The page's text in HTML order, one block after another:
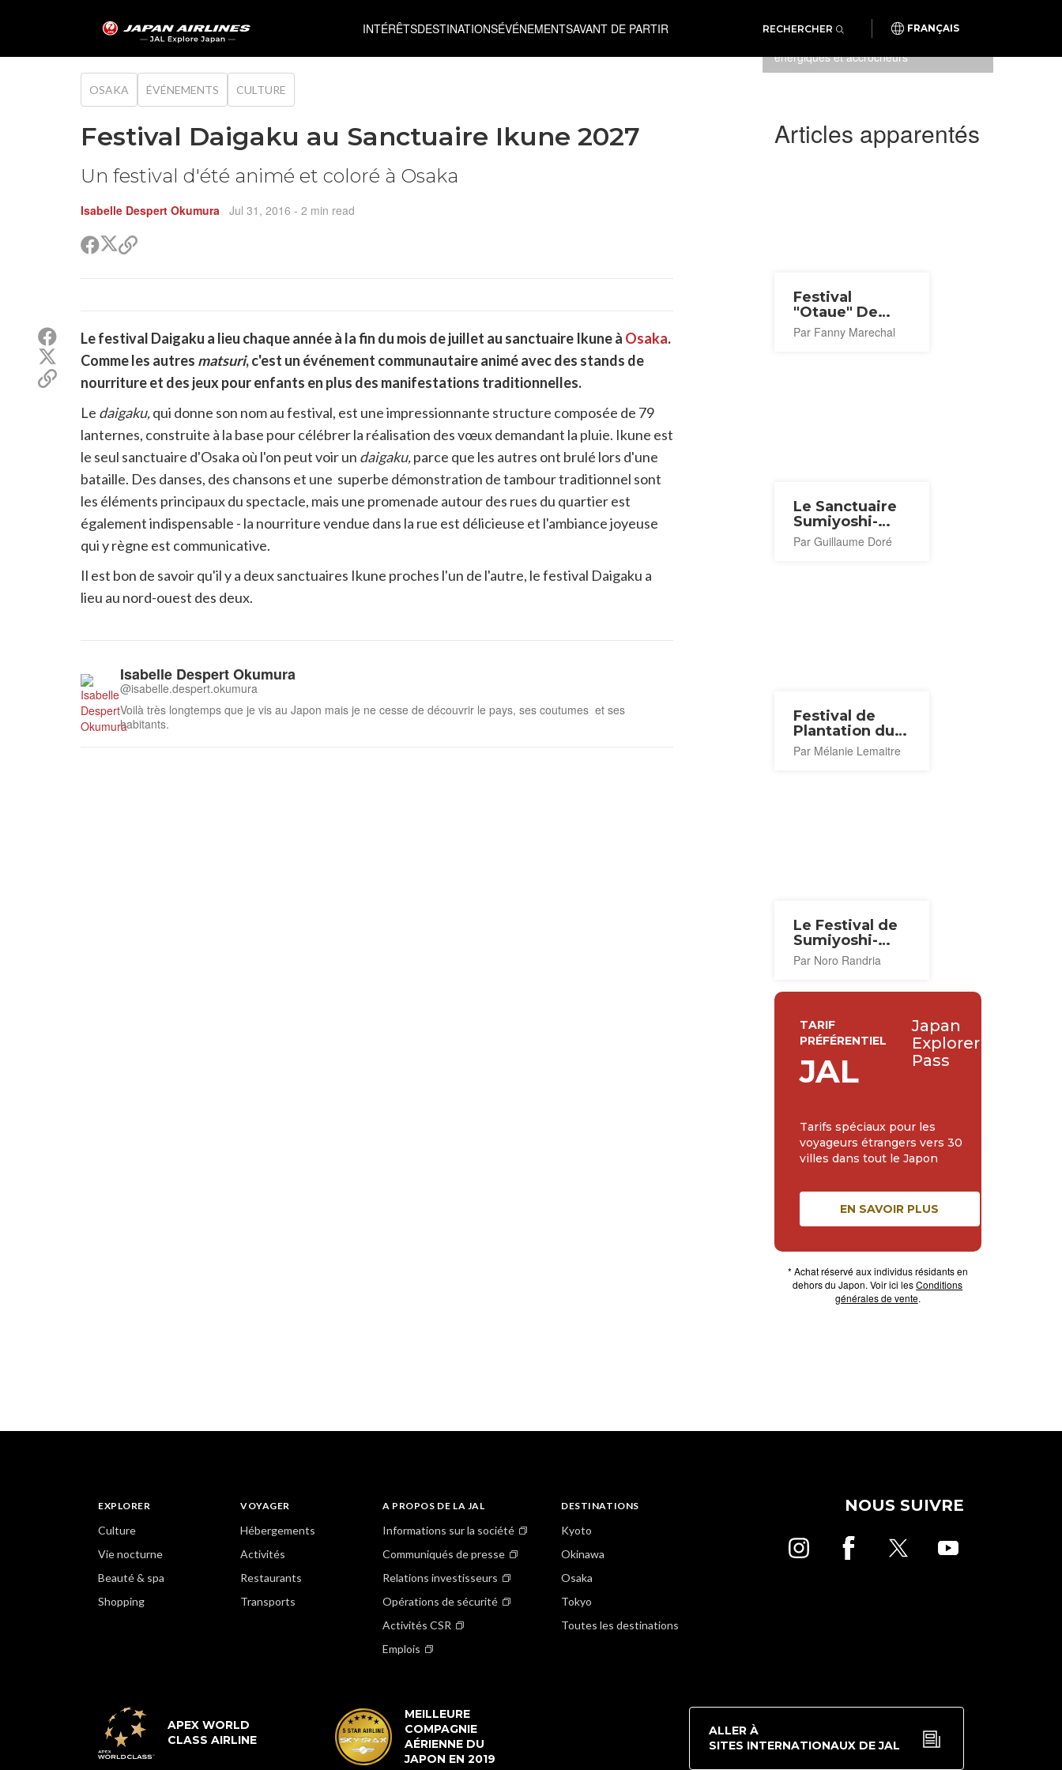
INTÉRÊTSDESTINATIONSÉVÉNEMENTSAVANT DE PARTIR RECHERCHER FRANÇAIS
Tambours traditionnels
énergiques et accrocheurs
OSAKA ÉVÉNEMENTS CULTURE
Festival Daigaku au Sanctuaire Ikune 2027
Un festival d'été animé et coloré à Osaka
Isabelle Despert Okumura Jul 31, 2016 - 2 min read
PartagerPartager
sur
Copier
Partager
Facebook
Partager
sur
Twitter
Copier
partager
Le festival Daigaku a lieu chaque année à la fin du mois de juillet au sanctuaire Ikune à Osaka.
Comme les autres matsuri, c'est un événement communautaire animé avec des stands de
nourriture et des jeux pour enfants en plus des manifestations traditionnelles.
Le daigaku,qui donne son nom au festival, est une impressionnante structure composée de 79
lanternes, construite à la base pour célébrer la réalisation des vœux demandant la pluie. Ikune est
le seul sanctuaire d'Osaka où l'on peut voir un daigaku,parce que les autres ont brulé lors d'une
bataille. Des danses, des chansons et une superbe démonstration de tambour traditionnel sont
les éléments principaux du spectacle, mais une promenade autour des rues du quartier est
également indispensable - la nourriture vendue dans la rue est délicieuse et l'ambiance joyeuse
qui y règne est communicative.
Il est bon de savoir qu'il y a deux sanctuaires Ikune proches l'un de l'autre, le festival Daigaku a
lieu au nord-ouest des deux.
Isabelle Despert Okumura
@isabelle.despert.okumura
Voilà très longtemps que je vis au Japon mais je ne cesse de découvrir le pays, ses coutumes et ses
habitants.
Articles apparentés
Festival
"Otaue" De
Plantation Du
Riz À Osaka
Par Fanny Marechal
Le Sanctuaire
Sumiyoshi-
taisha
Par Guillaume Doré
Festival de
Plantation du
Riz 2027
Par Mélanie Lemaitre
Le Festival de
Sumiyoshi-
Taisha
Par Noro Randria
TARIF
PRÉFÉRENTIEL
JAL
Japan
Explorer
Pass
Tarifs spéciaux pour les
voyageurs étrangers vers 30
villes dans tout le Japon
EN SAVOIR PLUS
* Achat réservé aux individus résidants en
dehors du Japon. Voir ici lesConditions
générales de vente.
EXPLORER
Culture
Vie nocturne
Beauté & spa
Shopping
VOYAGER
Hébergements
Activités
Restaurants
Transports
A PROPOS DE LA JAL
Informations sur la société
Communiqués de presse
Relations investisseurs
Opérations de sécurité
Activités CSR
Emplois
DESTINATIONS
Kyoto
Okinawa
Osaka
Tokyo
Toutes les destinations
NOUS SUIVRE
APEX WORLD
CLASS AIRLINE
MEILLEURE
COMPAGNIE
AÉRIENNE DU
JAPON EN 2019
ALLER À
SITES INTERNATIONAUX DE JAL